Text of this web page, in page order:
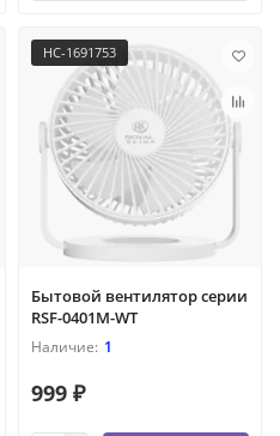
НС-1691753
Бытовой вентилятор серии
RSF-0401M-WT
1
999 ₽